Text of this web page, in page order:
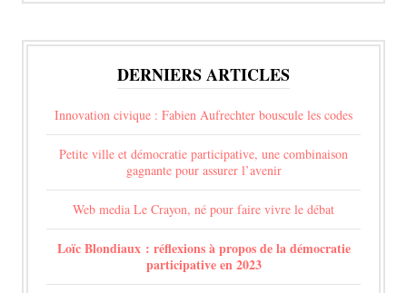
DERNIERS ARTICLES
Innovation civique : Fabien Aufrechter bouscule les codes
Petite ville et démocratie participative, une combinaison
gagnante pour assurer l’avenir
Web media Le Crayon, né pour faire vivre le débat
Loïc Blondiaux : réflexions à propos de la démocratie
participative en 2023